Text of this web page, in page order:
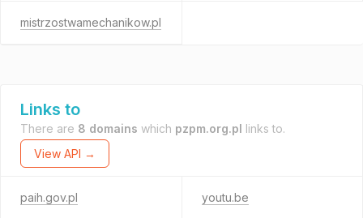
mistrzostwamechanikow.pl
Links to
There are 8 domains which pzpm.org.pl links to.
View API →
paih.gov.pl youtu.be